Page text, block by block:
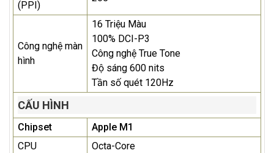
(PPI)
Công nghệ màn
hình
16 Triệu Màu
100% DCI-P3
Công nghệ True Tone
Độ sáng 600 nits
Tần số quét 120Hz
CẤU HÌNH
Chipset
Apple M1
CPU
Octa-Core